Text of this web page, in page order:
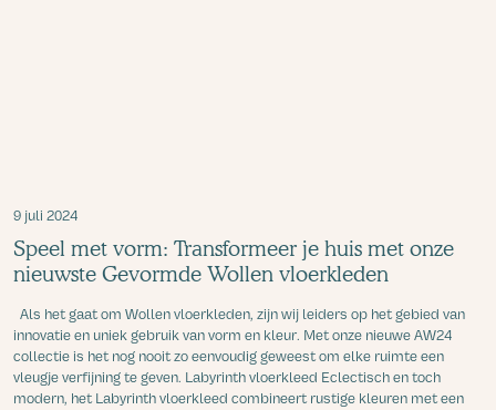
9 juli 2024
Speel met vorm: Transformeer je huis met onze
nieuwste Gevormde Wollen vloerkleden
Als het gaat om Wollen vloerkleden, zijn wij leiders op het gebied van
innovatie en uniek gebruik van vorm en kleur. Met onze nieuwe AW24
collectie is het nog nooit zo eenvoudig geweest om elke ruimte een
vleugje verfijning te geven. Labyrinth vloerkleed Eclectisch en toch
modern, het Labyrinth vloerkleed combineert rustige kleuren met een